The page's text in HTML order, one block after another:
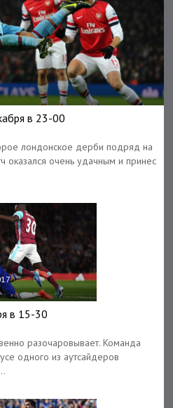
в 23-00
лондонское дерби подряд на
оказался очень удачным и принес
в 15-30
разочаровывает. Команда
одного из аутсайдеров